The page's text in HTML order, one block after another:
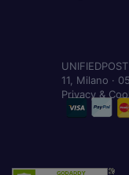
11, Milano ·
Privacy &